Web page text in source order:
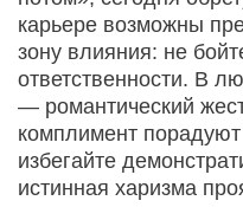
карьере возможны
зону влияния: не
ответственности. В
— романтический
комплимент
избегайте
истинная харизма